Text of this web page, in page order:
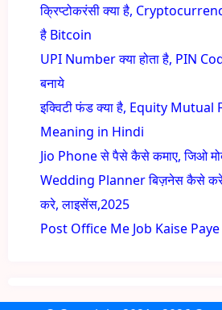
क्रिप्टोकरंसी क्या है,
है Bitcoin
UPI Number क्या होता है, PIN
बनाये
इक्विटी फंड क्या है, Equity Mutual
Meaning in Hindi
Jio Phone से पैसे कैसे कमाए, जिओ
Wedding Planner बिज़नेस कैसे
करे, लाइसेंस,2025
Post Office Me Job Kaise Paye